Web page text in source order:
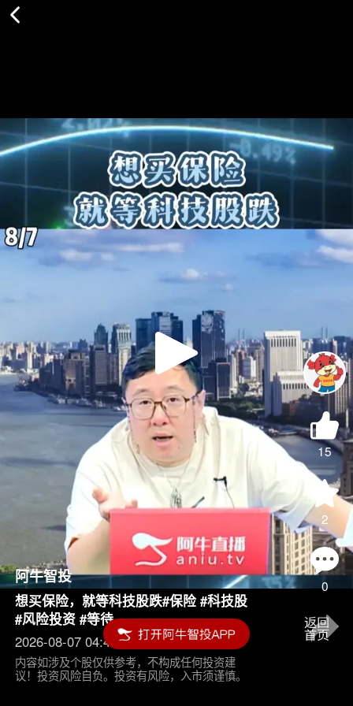
Play
Video
15
2
0
阿牛智投
想买保险，就等科技股跌#保险 #科技股
#风险投资 #等待
2026-08-07 04:45
内容如涉及个股仅供参考，不构成任何投资建
议！投资风险自负。投资有风险，入市须谨慎。